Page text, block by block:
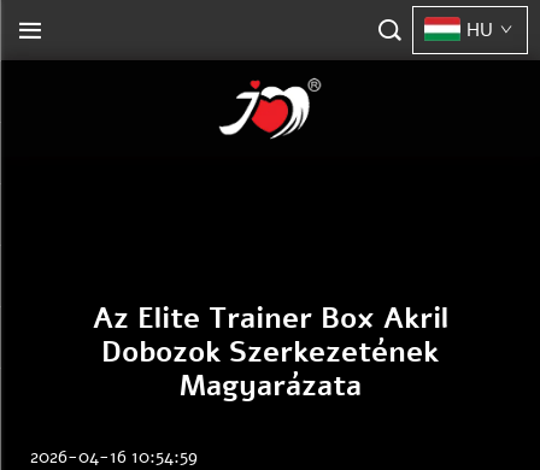
HU
Az Elite Trainer Box Akril
Dobozok Szerkezetének
Magyarázata
2026-04-16 10:54:59